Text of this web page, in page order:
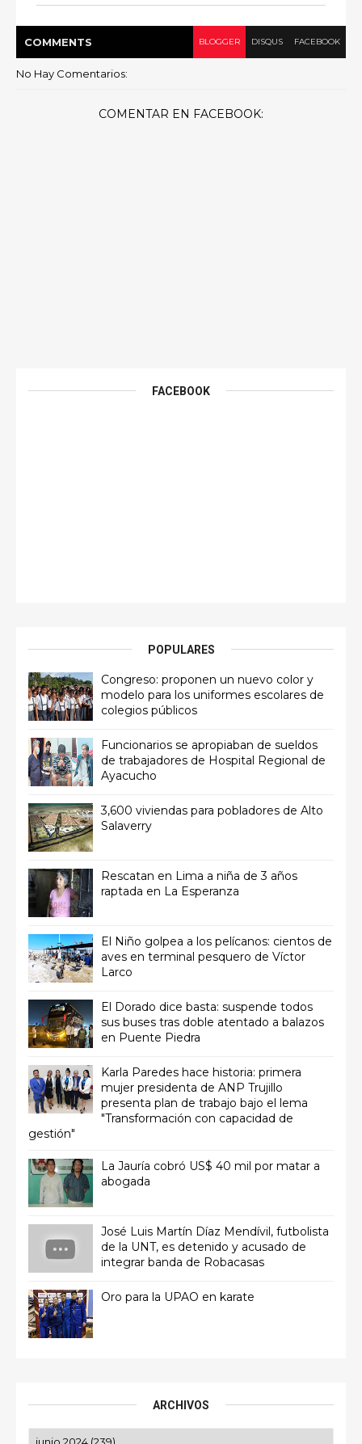
COMMENTS BLOGGER DISQUS FACEBOOK
No Hay Comentarios:
COMENTAR EN FACEBOOK:
FACEBOOK
POPULARES
Congreso: proponen un nuevo color y
modelo para los uniformes escolares de
colegios públicos
Funcionarios se apropiaban de sueldos
de trabajadores de Hospital Regional de
Ayacucho
3,600 viviendas para pobladores de Alto
Salaverry
Rescatan en Lima a niña de 3 años
raptada en La Esperanza
El Niño golpea a los pelícanos: cientos de
aves en terminal pesquero de Víctor
Larco
El Dorado dice basta: suspende todos
sus buses tras doble atentado a balazos
en Puente Piedra
Karla Paredes hace historia: primera
mujer presidenta de ANP Trujillo
presenta plan de trabajo bajo el lema
"Transformación con capacidad de
gestión"
La Jauría cobró US$ 40 mil por matar a
abogada
José Luis Martín Díaz Mendívil, futbolista
de la UNT, es detenido y acusado de
integrar banda de Robacasas
Oro para la UPAO en karate
ARCHIVOS